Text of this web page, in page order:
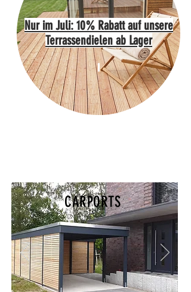
Nur im Juli: 10% Rabatt auf unsere
Terrassendielen ab Lager
CARPORTS